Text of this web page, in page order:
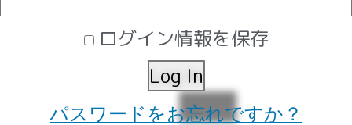
ログイン情報を保存
パスワードをお忘れですか？